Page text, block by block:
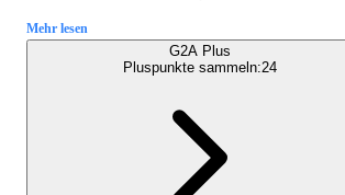
Mehr lesen
G2A Plus
Pluspunkte sammeln:24